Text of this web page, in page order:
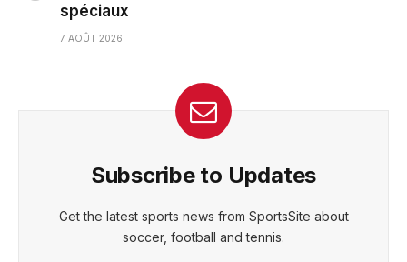
spéciaux
7 AOÛT 2026
Subscribe to Updates
Get the latest sports news from SportsSite about
soccer, football and tennis.